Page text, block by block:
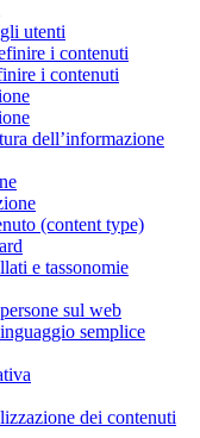
utenti
i contenuti
i contenuti
dell’informazione
(content type)
e tassonomie
sul web
semplice
dei contenuti